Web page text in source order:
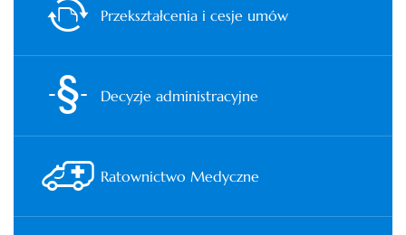
Przekształcenia i cesje umów
Decyzje administracyjne
Ratownictwo Medyczne